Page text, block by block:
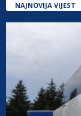
NAJNOVIJA VIJEST